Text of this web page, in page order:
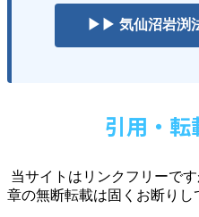
▶▶ 気仙沼岩渕
引用・転
当サイトはリンクフリーで
章の無断転載は固くお断りし